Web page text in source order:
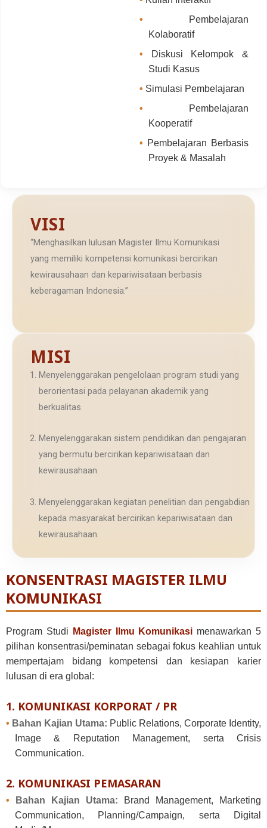
• Pembelajaran
Kolaboratif
• Diskusi Kelompok &
Studi Kasus
• Simulasi Pembelajaran
• Pembelajaran
Kooperatif
• Pembelajaran Berbasis
Proyek & Masalah
VISI
“Menghasilkan lulusan Magister Ilmu Komunikasi
yang memiliki kompetensi komunikasi bercirikan
kewirausahaan dan kepariwisataan berbasis
keberagaman Indonesia.”
MISI
Menyelenggarakan pengelolaan program studi yang
berorientasi pada pelayanan akademik yang
berkualitas.
Menyelenggarakan sistem pendidikan dan pengajaran
yang bermutu bercirikan kepariwisataan dan
kewirausahaan.
Menyelenggarakan kegiatan penelitian dan pengabdian
kepada masyarakat bercirikan kepariwisataan dan
kewirausahaan.
KONSENTRASI MAGISTER ILMU
KOMUNIKASI
Program Studi Magister Ilmu Komunikasi menawarkan 5
pilihan konsentrasi/peminatan sebagai fokus keahlian untuk
mempertajam bidang kompetensi dan kesiapan karier
lulusan di era global:
1. KOMUNIKASI KORPORAT / PR
• Bahan Kajian Utama: Public Relations, Corporate Identity,
Image & Reputation Management, serta Crisis
Communication.
2. KOMUNIKASI PEMASARAN
• Bahan Kajian Utama: Brand Management, Marketing
Communication, Planning/Campaign, serta Digital